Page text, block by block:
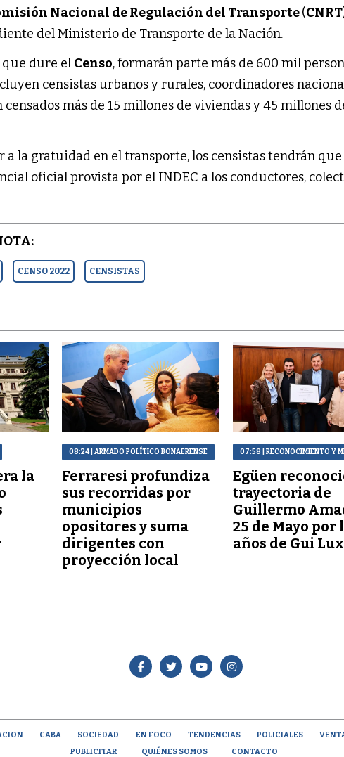
Nacional de Regulación del Transporte(CNRT
del Ministerio de Transporte de la Nación.
dure el Censo, formarán parte más de 600 mil
censistas urbanos y rurales, coordinadores
más de 15 millones de viviendas y 45 millones
a la gratuidad en el transporte, los censistas tendrán que
oficial provista por el INDEC a los conductores,
CENSO 2022 CENSISTAS
la
08:24| ARMADO POLÍTICO BONAERENSE
Ferraresi profundiza
sus recorridas por
municipios
opositores y suma
dirigentes con
proyección local
07:58 | RECONOCIMIENTO Y
Egüen
trayectoria de
Guillermo
25 de Mayo por
años de Gui Lux
CABA SOCIEDAD EN FOCO TENDENCIAS POLICIALES
PUBLICITAR
QUIÉNES SOMOS CONTACTO